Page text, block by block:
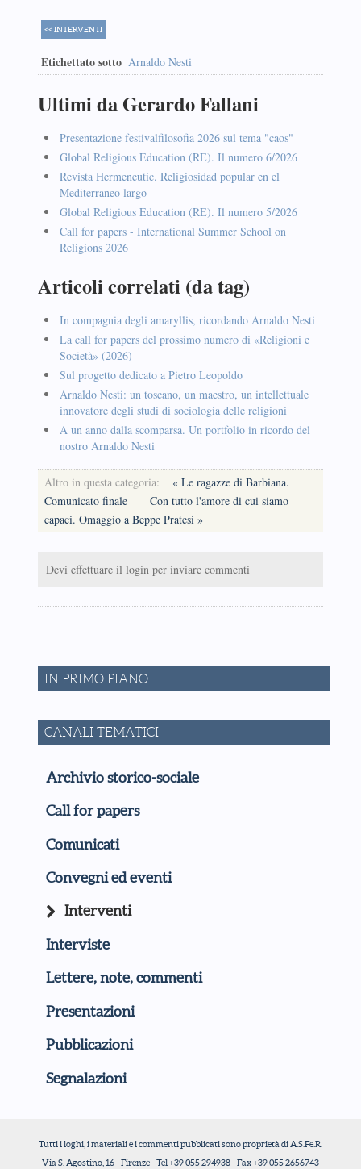
<< INTERVENTI
Etichettato sotto Arnaldo Nesti
Ultimi da Gerardo Fallani
Presentazione festivalfilosofia 2026 sul tema "caos"
Global Religious Education (RE). Il numero 6/2026
Revista Hermeneutic. Religiosidad popular en el
Mediterraneo largo
Global Religious Education (RE). Il numero 5/2026
Call for papers - International Summer School on
Religions 2026
Articoli correlati (da tag)
In compagnia degli amaryllis, ricordando Arnaldo Nesti
La call for papers del prossimo numero di «Religioni e
Società» (2026)
Sul progetto dedicato a Pietro Leopoldo
Arnaldo Nesti: un toscano, un maestro, un intellettuale
innovatore degli studi di sociologia delle religioni
A un anno dalla scomparsa. Un portfolio in ricordo del
nostro Arnaldo Nesti
Altro in questa categoria:
« Le ragazze di Barbiana.
Comunicato finale
Con tutto l'amore di cui siamo
capaci. Omaggio a Beppe Pratesi »
Devi effettuare il login per inviare commenti
IN PRIMO PIANO
CANALI TEMATICI
Archivio storico-sociale
Call for papers
Comunicati
Convegni ed eventi
Interventi
Interviste
Lettere, note, commenti
Presentazioni
Pubblicazioni
Segnalazioni
Tutti i loghi, i materiali e i commenti pubblicati sono proprietà di A.S.Fe.R.
Via S. Agostino, 16 - Firenze - Tel +39 055 294938 - Fax +39 055 2656743